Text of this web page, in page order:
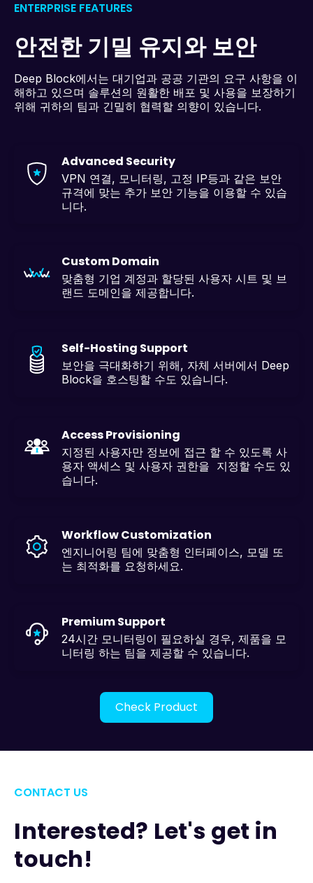
ENTERPRISE FEATURES
안전한 기밀 유지와 보안
Deep Block에서는 대기업과 공공 기관의 요구 사항을 이
해하고 있으며 솔루션의 원활한 배포 및 사용을 보장하기
위해 귀하의 팀과 긴밀히 협력할 의향이 있습니다.
Advanced Security
VPN 연결, 모니터링, 고정 IP등과 같은 보안
규격에 맞는 추가 보안 기능을 이용할 수 있습
니다.
Custom Domain
맞춤형 기업 계정과 할당된 사용자 시트 및 브
랜드 도메인을 제공합니다.
Self-Hosting Support
보안을 극대화하기 위해, 자체 서버에서 Deep
Block을 호스팅할 수도 있습니다.
Access Provisioning
지정된 사용자만 정보에 접근 할 수 있도록 사
용자 액세스 및 사용자 권한을 지정할 수도 있
습니다.
Workflow Customization
엔지니어링 팀에 맞춤형 인터페이스, 모델 또
는 최적화를 요청하세요.
Premium Support
24시간 모니터링이 필요하실 경우, 제품을 모
니터링 하는 팀을 제공할 수 있습니다.
Check Product
CONTACT US
Interested? Let's get in
touch!